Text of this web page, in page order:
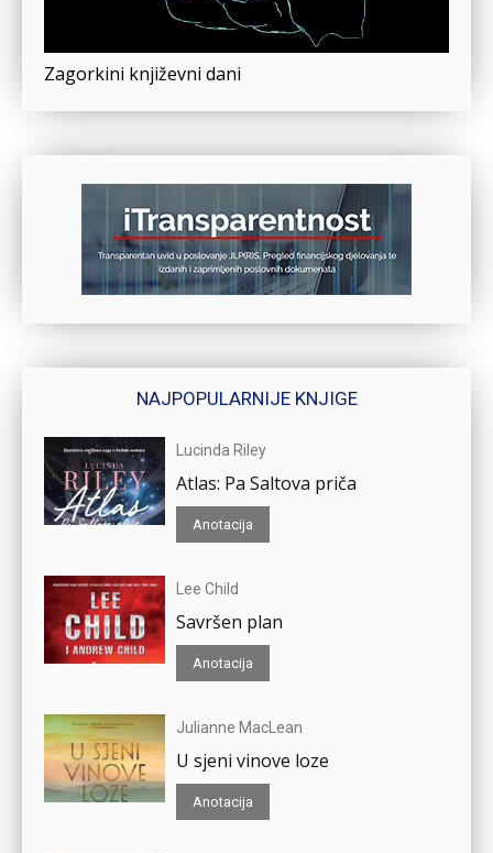
Zagorkini književni dani
NAJPOPULARNIJE KNJIGE
Lucinda Riley
Atlas: Pa Saltova priča
Anotacija
Lee Child
Savršen plan
Anotacija
Julianne MacLean
U sjeni vinove loze
Anotacija